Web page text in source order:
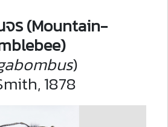
จร (Mountain-
)
1878